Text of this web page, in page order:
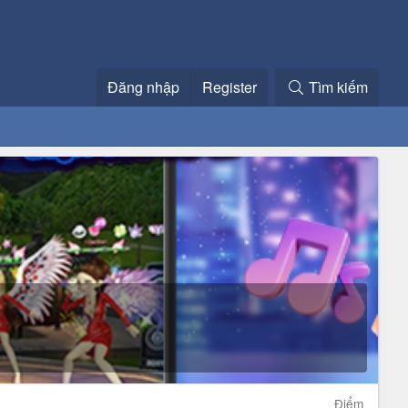
Đăng nhập Register Tìm kiếm
Điểm